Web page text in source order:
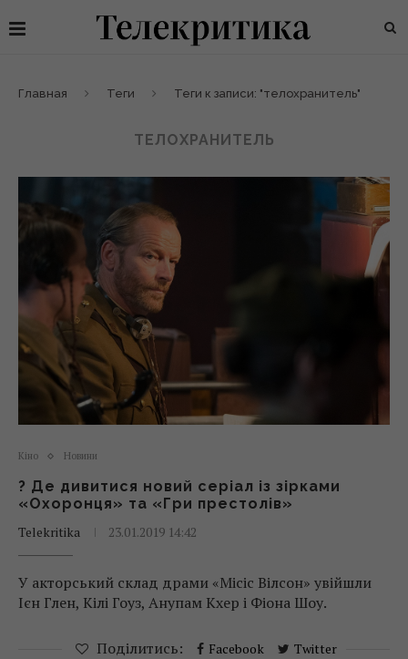
Главная Теги Теги к записи: "телохранитель"
ТЕЛОХРАНИТЕЛЬ
Кіно Новини
? Де дивитися новий серіал із зірками
«Охоронця» та «Гри престолів»
Telekritika
23.01.2019 14:42
У акторський склад драми «Місіс Вілсон» увійшли
Ієн Глен, Кілі Гоуз, Анупам Кхер і Фіона Шоу.
Поділитись: Facebook Twitter